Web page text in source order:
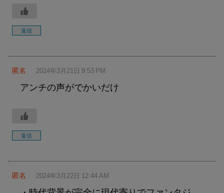
返信
匿名 2024年3月21日 9:53 PM
アンチの声がでかいだけ
返信
匿名 2024年3月22日 12:44 AM